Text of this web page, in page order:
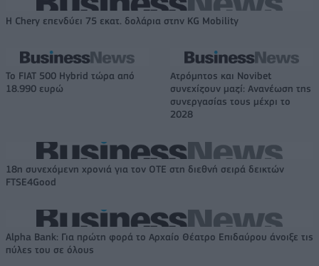
Η Chery επενδύει 75 εκατ. δολάρια στην KG Mobility
Το FIAT 500 Hybrid τώρα από
18.990 ευρώ
Ατρόμητος και Novibet
συνεχίζουν μαζί: Ανανέωση της
συνεργασίας τους μέχρι το
2028
18η συνεχόμενη χρονιά για τον ΟΤΕ στη διεθνή σειρά δεικτών
FTSE4Good
Alpha Bank: Για πρώτη φορά το Αρχαίο Θέατρο Επιδαύρου άνοιξε τις
πύλες του σε όλους